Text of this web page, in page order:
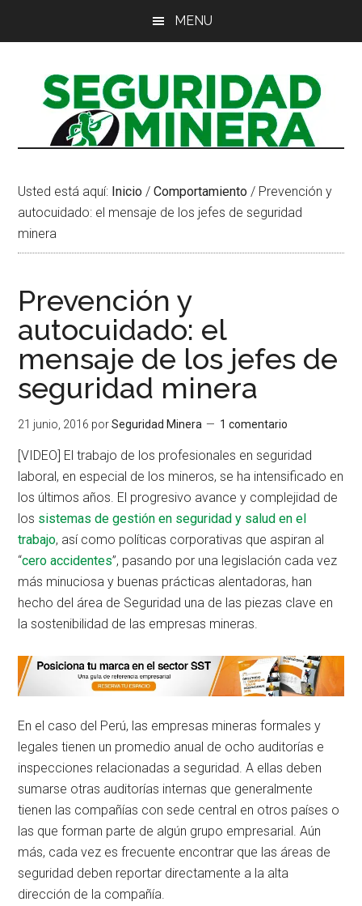
principal
MENU
Usted está aquí: Inicio / Comportamiento / Prevención y
autocuidado: el mensaje de los jefes de seguridad
minera
Prevención y
autocuidado: el
mensaje de los jefes de
seguridad minera
21 junio, 2016 porSeguridad Minera 1 comentario
[VIDEO] El trabajo de los profesionales en seguridad
laboral, en especial de los mineros, se ha intensificado en
los últimos años. El progresivo avance y complejidad de
los sistemas de gestión en seguridad y salud en el
trabajo, así como políticas corporativas que aspiran al
“cero accidentes”, pasando por una legislación cada vez
más minuciosa y buenas prácticas alentadoras, han
hecho del área de Seguridad una de las piezas clave en
la sostenibilidad de las empresas mineras.
En el caso del Perú, las empresas mineras formales y
legales tienen un promedio anual de ocho auditorías e
inspecciones relacionadas a seguridad. A ellas deben
sumarse otras auditorías internas que generalmente
tienen las compañías con sede central en otros países o
las que forman parte de algún grupo empresarial. Aún
más, cada vez es frecuente encontrar que las áreas de
seguridad deben reportar directamente a la alta
dirección de la compañía.